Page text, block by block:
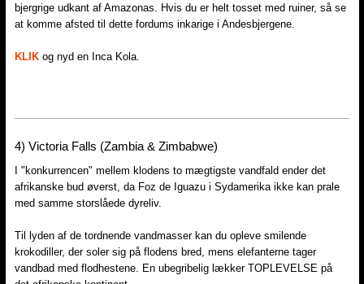
bjergrige udkant af Amazonas. Hvis du er helt tosset med ruiner, så se
at komme afsted til dette fordums inkarige i Andesbjergene.
KLIK og nyd en Inca Kola.
4) Victoria Falls (Zambia & Zimbabwe)
I "konkurrencen" mellem klodens to mægtigste vandfald ender det
afrikanske bud øverst, da Foz de Iguazu i Sydamerika ikke kan prale
med samme storslåede dyreliv.
Til lyden af de tordnende vandmasser kan du opleve smilende
krokodiller, der soler sig på flodens bred, mens elefanterne tager
vandbad med flodhestene. En ubegribelig lækker TOPLEVELSE på